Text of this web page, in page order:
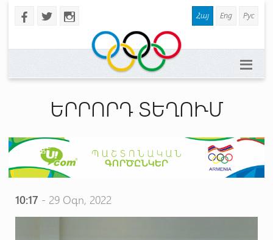
b a x Հայ Eng Рус
ԵՐՐՈՐԴ ՏԵՂՈՒՄ
10:17 - 29 Օգո, 2022